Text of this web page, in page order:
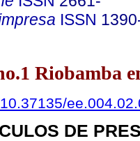
ISSN
Riobamba
DE